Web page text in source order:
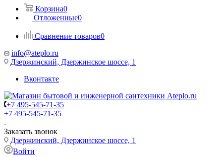
Корзина0
Отложенные0
Сравнение товаров0
info@ateplo.ru
Дзержинский, Дзержинское шоссе, 1
Вконтакте
+7 495-545-71-35
+7 495-545-71-35
Заказать звонок
Дзержинский, Дзержинское шоссе, 1
Войти